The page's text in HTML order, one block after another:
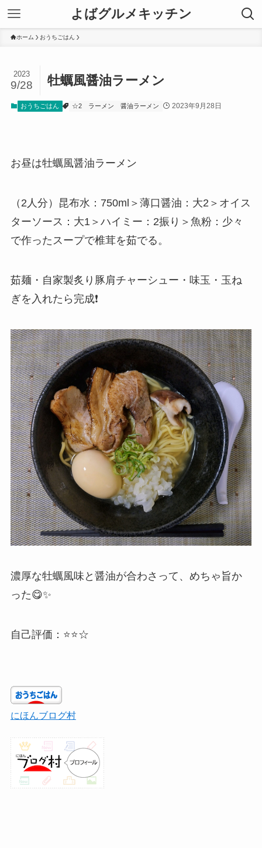
よばグルメキッチン
ホーム おうちごはん
牡蠣風醤油ラーメン
2023
9/28
おうちごはん ☆2 ラーメン 醤油ラーメン 2023年9月28日
お昼は牡蠣風醤油ラーメン
（2人分）昆布水：750ml＞薄口醤油：大2＞オイス
ターソース：大1＞ハイミー：2振り＞魚粉：少々
で作ったスープで椎茸を茹でる。
茹麺・自家製炙り豚肩チャーシュー・味玉・玉ね
ぎを入れたら完成❗
濃厚な牡蠣風味と醤油が合わさって、めちゃ旨か
った😋✨
自己評価：⭐⭐☆
にほんブログ村